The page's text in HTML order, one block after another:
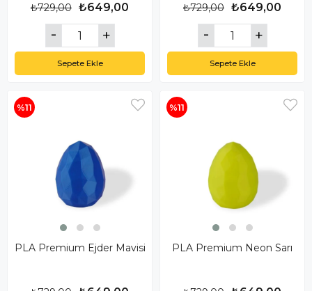
₺649,00
₺729,00
Sepete Ekle
₺649,00
₺729,00
Sepete Ekle
PLA Premium Ejder Mavisi
%11
PLA Premium Neon Sarı
%11